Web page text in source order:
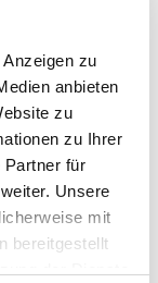
zu
anbieten
zu
zu Ihrer
Partner für
Unsere
mit
bereitgestellt
group